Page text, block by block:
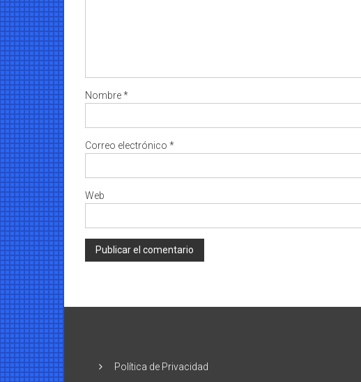
Nombre*
Correo electrónico *
Web
Política de Privacidad